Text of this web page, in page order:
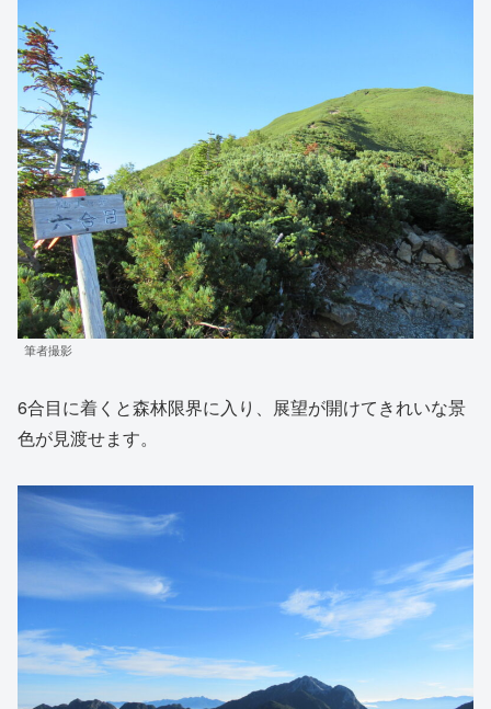
筆者撮影
6合目に着くと森林限界に入り、展望が開けてきれいな景
色が見渡せます。